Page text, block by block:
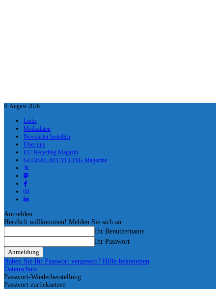
9. August 2026
Links
Mediadaten
Newsletter bestellen
Über uns
EU-Recycling Magazin
GLOBAL RECYCLING Magazine
Anmelden
Herzlich willkommen! Melden Sie sich an
Ihr Benutzername
Ihr Passwort
Haben Sie Ihr Passwort vergessen? Hilfe bekommen
Datenschutz
Passwort-Wiederherstellung
Passwort zurücksetzen